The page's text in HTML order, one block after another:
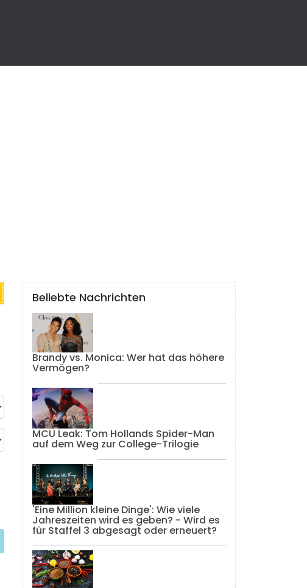
Beliebte Nachrichten
Brandy vs. Monica: Wer hat das höhere
Vermögen?
MCU Leak: Tom Hollands Spider-Man
auf dem Weg zur College-Trilogie
'Eine Million kleine Dinge': Wie viele
Jahreszeiten wird es geben? - Wird es
für Staffel 3 abgesagt oder erneuert?